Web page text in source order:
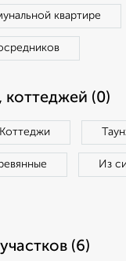
квартире
(0)
Коттеджи
Из
(6)